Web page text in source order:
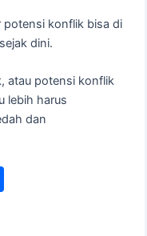
potensi konflik bisa di
dini.
atau potensi konflik
lebih harus
dan
S